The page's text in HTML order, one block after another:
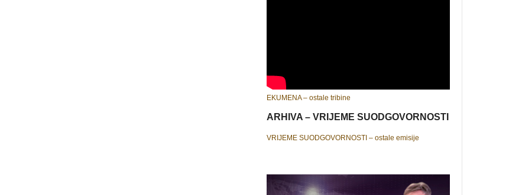
EKUMENA – ostale tribine
ARHIVA – VRIJEME SUODGOVORNOSTI
VRIJEME SUODGOVORNOSTI – ostale emisije